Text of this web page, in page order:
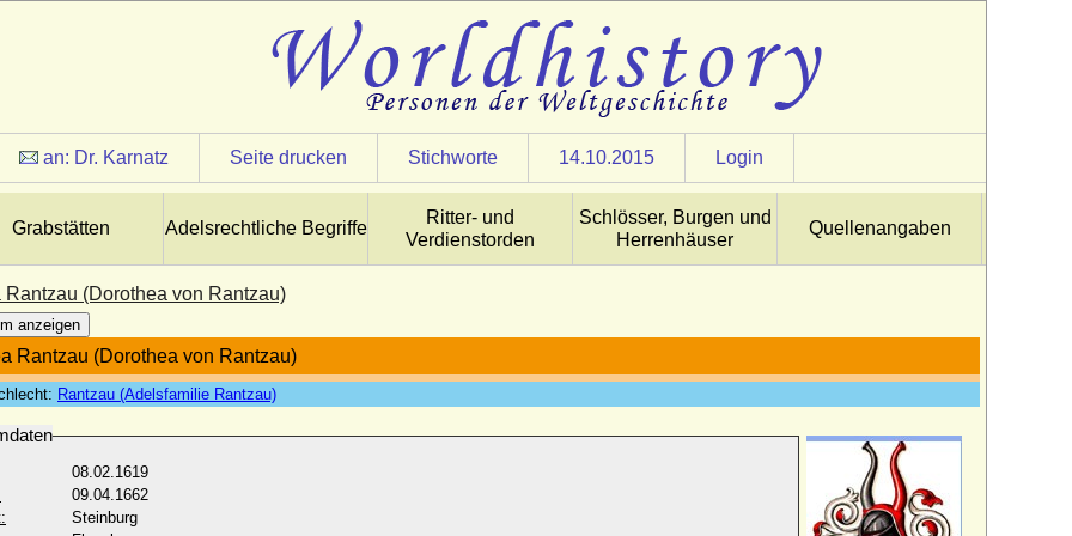
an: Dr. Karnatz Seite drucken Stichworte 14.10.2015 Login
Grabstätten Adelsrechtliche Begriffe
Ritter- und
Verdienstorden
Schlösser, Burgen und
Herrenhäuser
Quellenangaben
Rantzau (Dorothea von Rantzau)
anzeigen
Rantzau (Dorothea von Rantzau)
Rantzau (Adelsfamilie Rantzau)
08.02.1619
09.04.1662
Steinburg